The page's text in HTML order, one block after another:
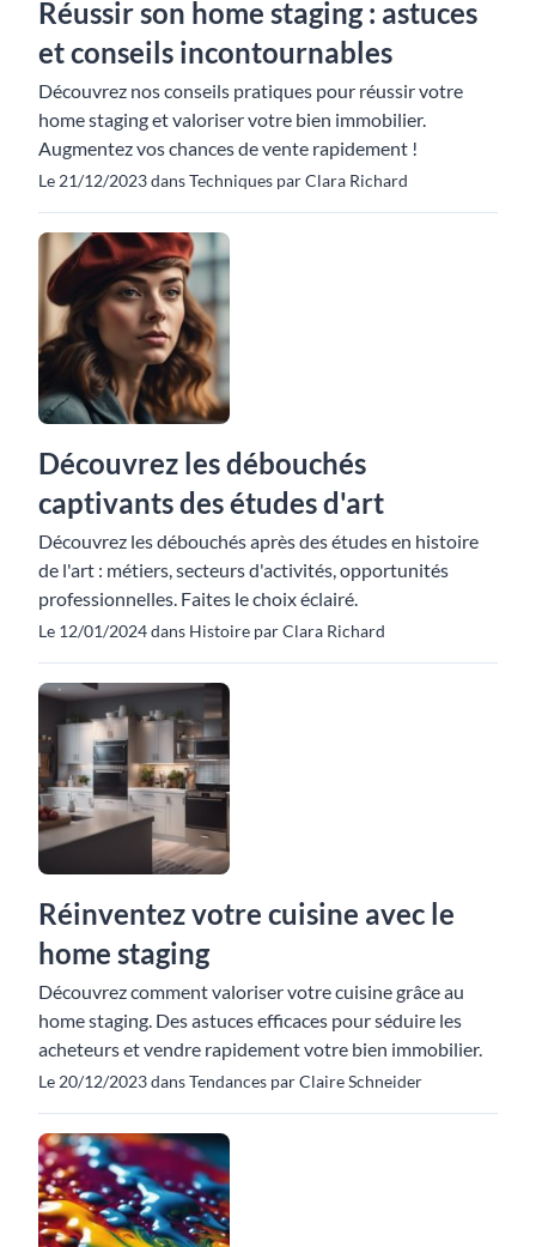
Réussir son home staging : astuces
et conseils incontournables
Découvrez nos conseils pratiques pour réussir votre
home staging et valoriser votre bien immobilier.
Augmentez vos chances de vente rapidement !
Le 21/12/2023 dans Techniques par Clara Richard
Découvrez les débouchés
captivants des études d'art
Découvrez les débouchés après des études en histoire
de l'art : métiers, secteurs d'activités, opportunités
professionnelles. Faites le choix éclairé.
Le 12/01/2024 dans Histoire par Clara Richard
Réinventez votre cuisine avec le
home staging
Découvrez comment valoriser votre cuisine grâce au
home staging. Des astuces efficaces pour séduire les
acheteurs et vendre rapidement votre bien immobilier.
Le 20/12/2023 dans Tendances par Claire Schneider